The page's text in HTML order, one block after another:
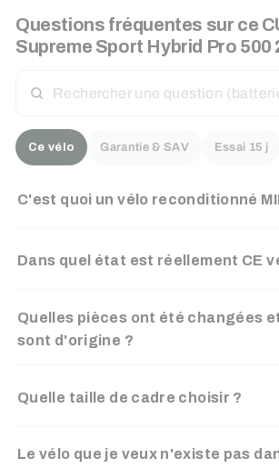
Questions fréquentes sur ce
Supreme Sport Hybrid Pro 500
UNE
Ce vélo Garantie & SAV Essai 15 j
C'est quoi un vélo reconditionné
Dans quel état est réellement CE
Quelles pièces ont été changées
sont d'origine ?
Quelle taille de cadre choisir ?
Le vélo que je veux n'existe pas